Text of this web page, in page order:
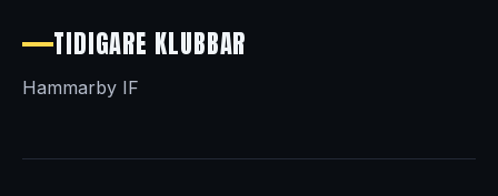
TIDIGARE KLUBBAR
Hammarby IF